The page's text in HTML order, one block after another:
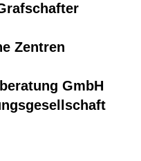
Zentren
GmbH